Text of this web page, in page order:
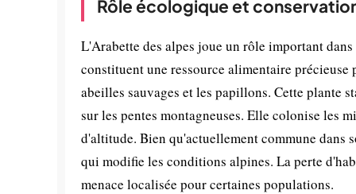
Rôle écologique et
L'Arabette des alpes joue un rôle important
constituent une ressource alimentaire
abeilles sauvages et les papillons. Cette plante
sur les pentes montagneuses. Elle colonise les
d'altitude. Bien qu'actuellement commune dans
qui modifie les conditions alpines. La perte
menace localisée pour certaines populations.